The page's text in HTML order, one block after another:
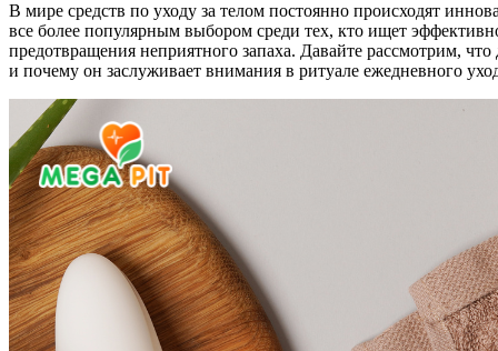
В мире средств по уходу за телом постоянно происходят
все более популярным выбором среди тех, кто ищет
предотвращения неприятного запаха. Давайте рассмотрим,
и почему он заслуживает внимания в ритуале ежедневного